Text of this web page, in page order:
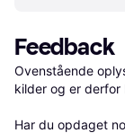
Feedback
Ovenstående
kilder og er derfor
Har du opdaget